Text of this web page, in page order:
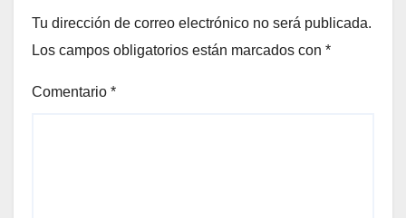
Tu dirección de correo electrónico no será publicada.
Los campos obligatorios están marcados con *
Comentario *